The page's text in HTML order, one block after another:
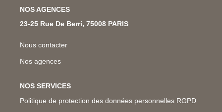
NOS AGENCES
23-25 Rue De Berri, 75008 PARIS
Nous contacter
Nos agences
NOS SERVICES
Politique de protection des données personnelles RGPD